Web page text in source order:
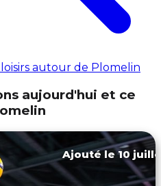
autour de Plomelin
aujourd'hui et ce
Ajouté le 10